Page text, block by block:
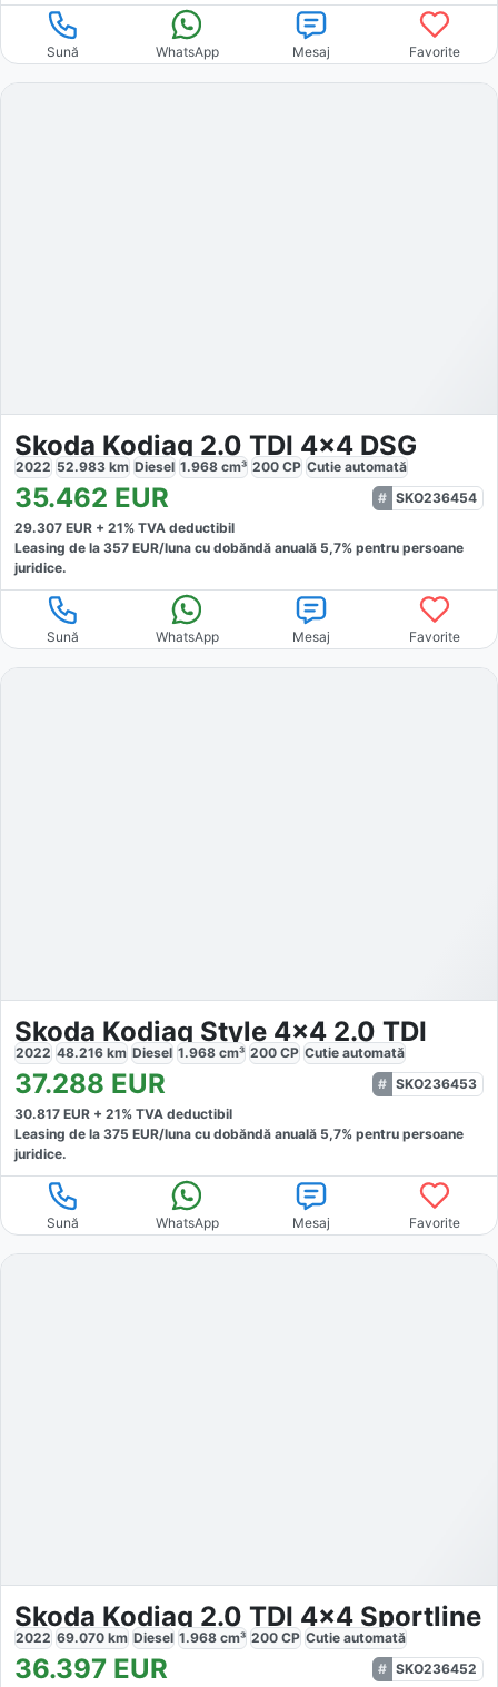
Sună WhatsApp Mesaj Favorite
Skoda Kodiaq 2.0 TDI 4x4 DSG
2022 52.983 km Diesel 1.968 cm³ 200 CP Cutie automată
35.462 EUR
SKO236454
29.307 EUR + 21% TVA deductibil
Leasing de la 357 EUR/luna cu dobăndă anuală 5,7% pentru persoane
juridice.
Sună WhatsApp Mesaj Favorite
Skoda Kodiaq Style 4x4 2.0 TDI
2022 48.216 km Diesel 1.968 cm³ 200 CP Cutie automată
37.288 EUR
SKO236453
30.817 EUR + 21% TVA deductibil
Leasing de la 375 EUR/luna cu dobăndă anuală 5,7% pentru persoane
juridice.
Sună WhatsApp Mesaj Favorite
Skoda Kodiaq 2.0 TDI 4x4 Sportline
2022 69.070 km Diesel 1.968 cm³ 200 CP Cutie automată
36.397 EUR
SKO236452